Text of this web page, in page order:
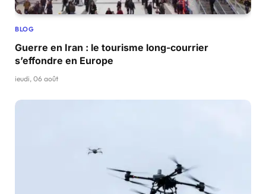
BLOG
Guerre en Iran : le tourisme long-courrier
s’effondre en Europe
jeudi, 06 août